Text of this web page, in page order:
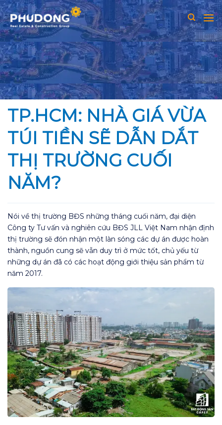
Skip
to
content
TP.HCM: NHÀ GIÁ VỪA
TÚI TIỀN SẼ DẪN DẮT
THỊ TRƯỜNG CUỐI
NĂM?
Nói về thị trường BĐS những tháng cuối năm, đại diện
Công ty Tư vấn và nghiên cứu BĐS JLL Việt Nam nhận định
thị trường sẽ đón nhận một làn sóng các dự án được hoàn
thành, nguồn cung sẽ vẫn duy trì ở mức tốt, chủ yếu từ
những dự án đã có các hoạt động giới thiệu sản phẩm từ
năm 2017.